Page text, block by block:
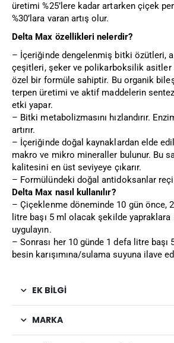
üretimi %25’lere kadar artarken çiçek
%30’lara varan artış olur.
Delta Max özellikleri nelerdir?
– İçeriğinde dengelenmiş bitki özütleri,
çeşitleri, şeker ve polikarboksilik asitler
özel bir formüle sahiptir. Bu organik
terpen üretimi ve aktif maddelerin
etki yapar.
– Bitki metabolizmasını hızlandırır.
artırır.
– İçeriğinde doğal kaynaklardan elde
makro ve mikro mineraller bulunur. Bu
kalitesini en üst seviyeye çıkarır.
– Formülündeki doğal antidoksanlar
Delta Max nasıl kullanılır?
– Çiçeklenme döneminde 10 gün önce,
litre başı 5 ml olacak şekilde
uygulayın.
– Sonrası her 10 günde 1 defa litre
besin karışımına/sulama suyuna ilave
EK BILGI
MARKA